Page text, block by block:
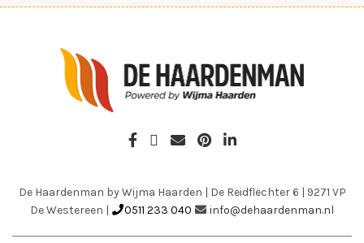
De Haardenman by Wijma Haarden | De Reidflechter 6 | 9271 VP
De Westereen | 0511 233 040 info@dehaardenman.nl